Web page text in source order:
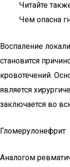
Читайте
Чем опасна
Воспаление
становится
кровотечений.
является
заключается во
Гломерулонефрит
Аналогом